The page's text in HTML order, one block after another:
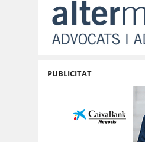
PUBLICITAT